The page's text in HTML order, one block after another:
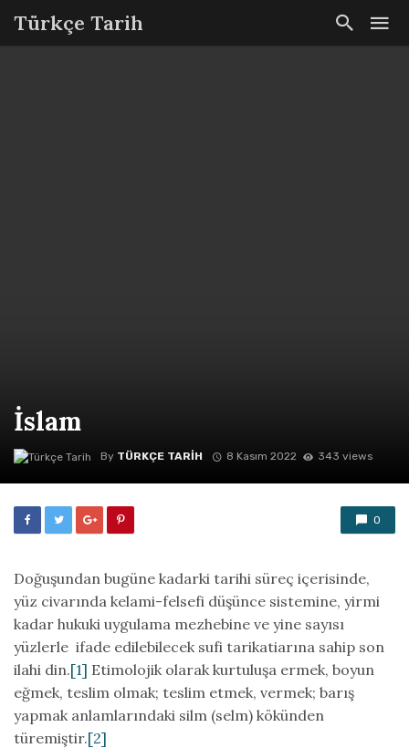
Türkçe Tarih
İslam
By TÜRKÇE TARIH 8 Kasım 2022 343 views
0
Doğuşundan bugüne kadarki tarihi süreç içerisinde,
yüz civarında kelami-felsefi düşünce sistemine, yirmi
kadar hukuki uygulama mezhebine ve yine sayısı
yüzlerle ifade edilebilecek sufi tarikatiarına sahip son
ilahi din.[1] Etimolojik olarak kurtuluşa ermek, boyun
eğmek, teslim olmak; teslim etmek, vermek; barış
yapmak anlamlarındaki silm (selm) kökünden
türemiştir.[2]